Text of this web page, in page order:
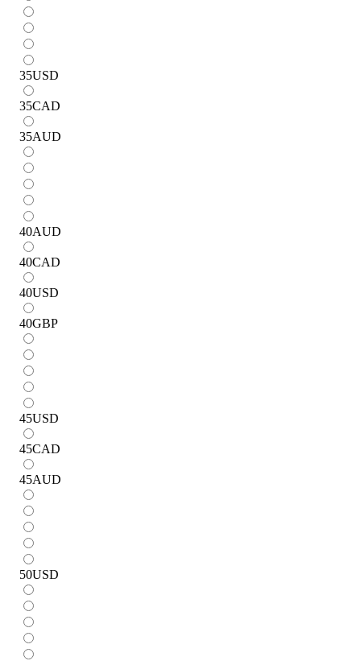
35USD
35CAD
35AUD
40AUD
40CAD
40USD
40GBP
45USD
45CAD
45AUD
50USD